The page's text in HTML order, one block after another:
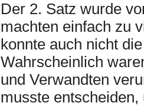
Der 2. Satz wurde
machten einfach zu
konnte auch nicht
Wahrscheinlich
und Verwandten
musste